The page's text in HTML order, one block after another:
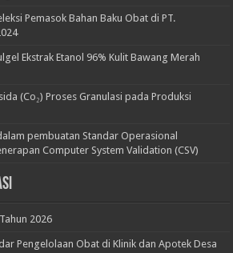
Pemasok Bahan Baku Obat di PT.
Ekstrak Etanol 96% Kulit Bawang Merah
(Co₂) Proses Granulasi pada Produksi
pembuatan Standar Operasional
Computer System Validation (CSV)
2026
Pengelolaan Obat di Klinik dan Apotek Desa